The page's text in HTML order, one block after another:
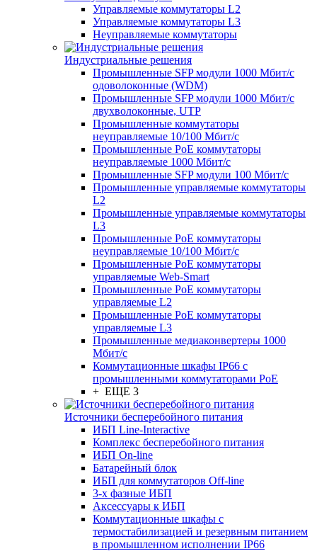
Управляемые коммутаторы L2
Управляемые коммутаторы L3
Неуправляемые коммутаторы
Индустриальные решения
Промышленные SFP модули 1000 Мбит/c
одоволоконные (WDM)
Промышленные SFP модули 1000 Мбит/c
двухволоконные, UTP
Промышленные коммутаторы
неуправляемые 10/100 Мбит/с
Промышленные PoE коммутаторы
неуправляемые 1000 Мбит/с
Промышленные SFP модули 100 Мбит/c
Промышленные управляемые коммутаторы
L2
Промышленные управляемые коммутаторы
L3
Промышленные PoE коммутаторы
неуправляемые 10/100 Мбит/с
Промышленные PoE коммутаторы
управляемые Web-Smart
Промышленные PoE коммутаторы
управляемые L2
Промышленные PoE коммутаторы
управляемые L3
Промышленные медиаконвертеры 1000
Мбит/с
Коммутационные шкафы IP66 c
промышленными коммутаторами PoE
+ ЕЩЕ 3
Источники бесперебойного питания
ИБП Line-Interactive
Комплекс бесперебойного питания
ИБП On-line
Батарейный блок
ИБП для коммутаторов Off-line
3-х фазные ИБП
Аксессуары к ИБП
Коммутационные шкафы с
термостабилизацией и резервным питанием
в промышленном исполнении IP66